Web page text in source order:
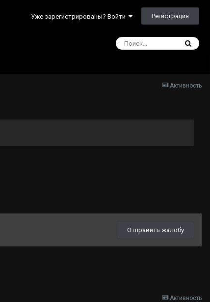
Уже зарегистрированы? Войти Регистрация
Активность
Отправить жалобу
Активность